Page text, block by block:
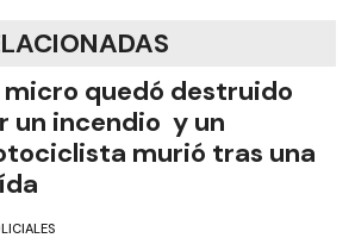
micro quedó destruido
un incendio y un
murió tras una